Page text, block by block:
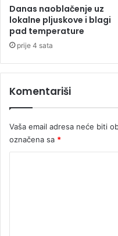
a
d
e
n
r
u
u
Danas naoblačenje uz
lokalne pljuskove i blagi
pad temperature
prije 4 sata
Komentariši
Vaša email adresa neće biti
označena sa *